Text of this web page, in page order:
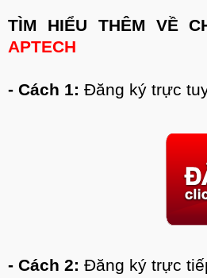
TÌM HIỂU THÊM VỀ
APTECH
- Cách 1: Đăng ký trực
- Cách 2: Đăng ký trực